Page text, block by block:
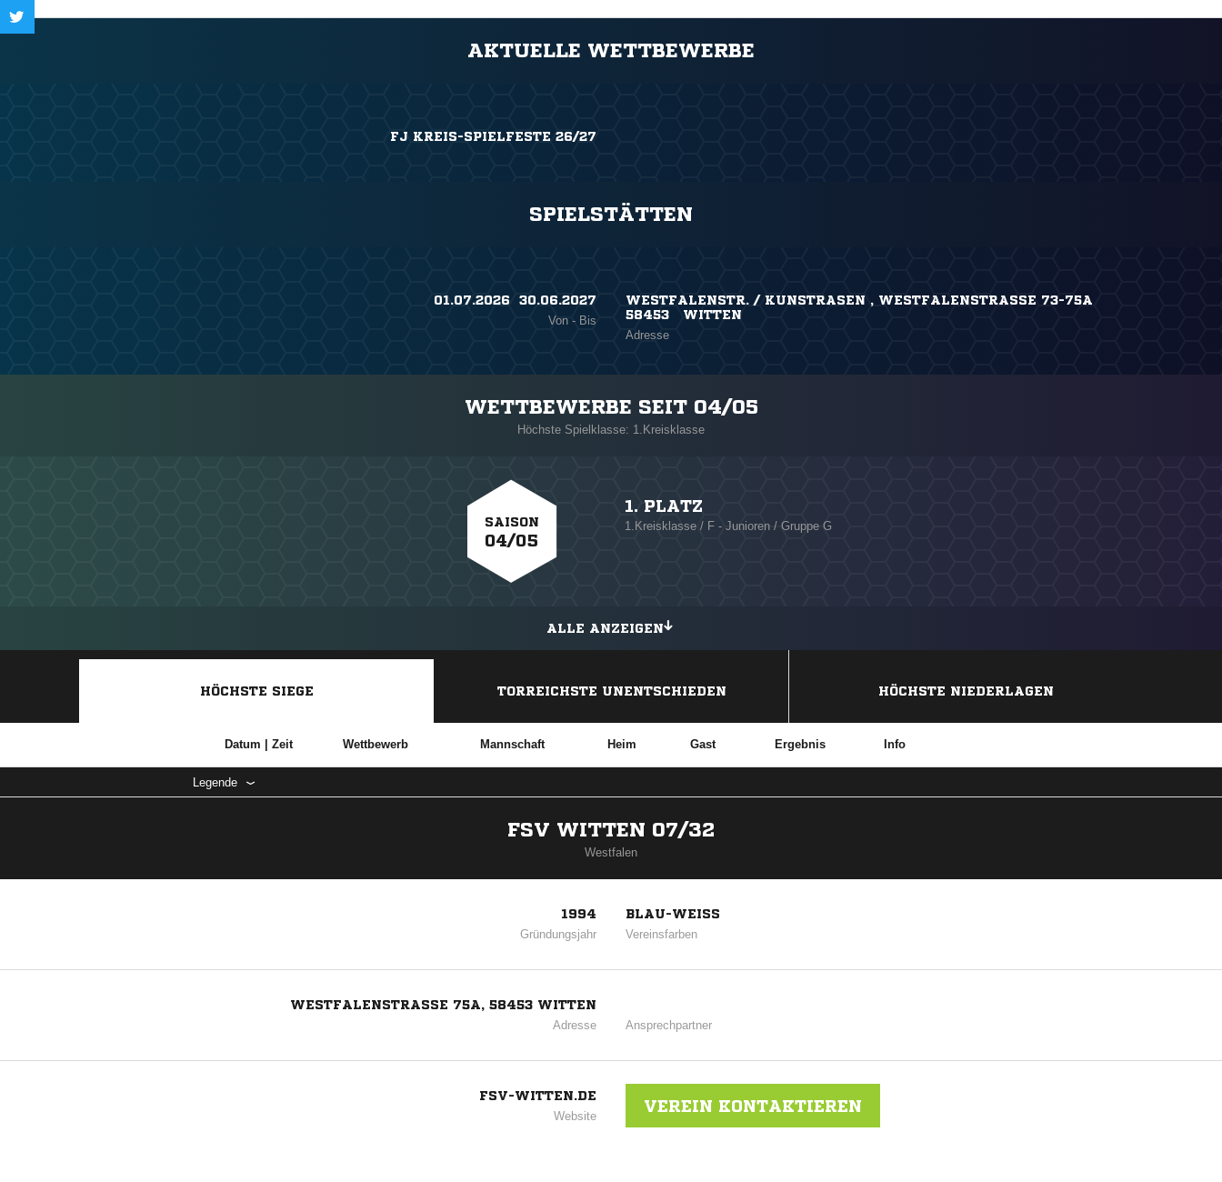
AKTUELLE WETTBEWERBE
FJ KREIS-SPIELFESTE 26/27
SPIELSTÄTTEN
01.07.2026 ​ 30.06.2027
Von - Bis
WESTFALENSTR. / KUNSTRASEN , WESTFALENSTRASSE 73-75A
58453 WITTEN
Adresse
WETTBEWERBE SEIT 04/05
Höchste Spielklasse: 1.Kreisklasse
SAISON
04/05
1. PLATZ
1.Kreisklasse / F - Junioren / Gruppe G
ALLE ANZEIGEN
HÖCHSTE SIEGE TORREICHSTE UNENTSCHIEDEN HÖCHSTE NIEDERLAGEN
Datum | Zeit Wettbewerb Mannschaft Heim Gast Ergebnis Info
Legende
FSV WITTEN 07/32
Westfalen
1994
Gründungsjahr
BLAU-WEISS
Vereinsfarben
WESTFALENSTRASSE 75A, 58453 WITTEN
Adresse Ansprechpartner
FSV-WITTEN.DE
Website
VEREIN KONTAKTIEREN